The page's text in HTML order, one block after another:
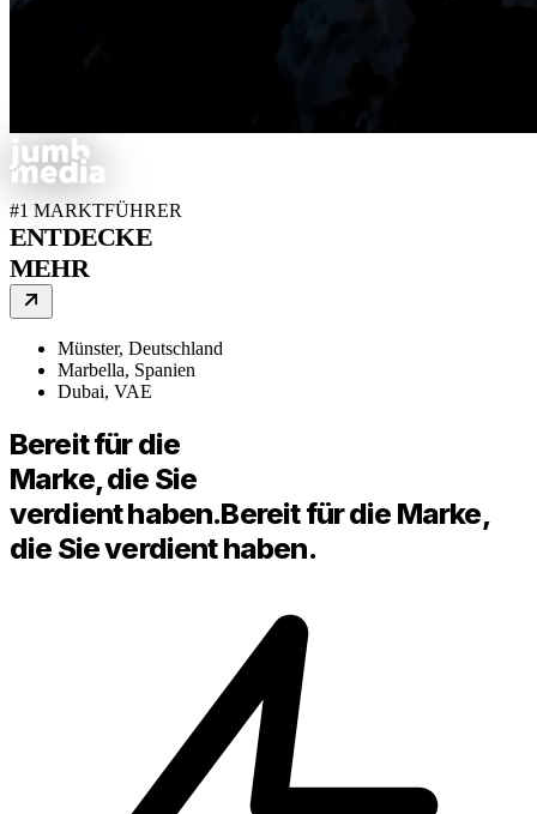
#1 MARKTFÜHRER
ENTDECKE
MEHR
Münster, Deutschland
Marbella, Spanien
Dubai, VAE
Bereit für die
Marke, die Sie
verdient haben.Bereit für die Marke,
die Sie verdient haben.